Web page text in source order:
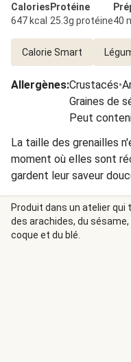
Calories
647 kcal
Protéine
25.3g protéine40
Calorie Smart
Allergènes:Crustacés•
Graines de
Peut
La taille des grenailles
moment où elles sont
gardent leur saveur
Produit dans un atelier
des arachides, du
coque et du blé.